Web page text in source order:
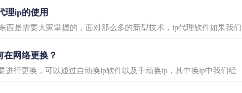
理ip的使用
西是需要大家掌握的，面对那么多的新型技术，ip代理软件如果我们
网络更换？
进行更换，可以通过自动换ip软件以及手动换ip，其中换ip中我们经